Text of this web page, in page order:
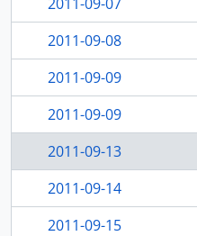
2011-09-08
2011-09-09
2011-09-09
2011-09-13
2011-09-14
2011-09-15